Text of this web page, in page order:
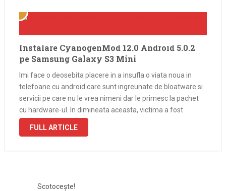
Instalare CyanogenMod 12.0 Android 5.0.2
pe Samsung Galaxy S3 Mini
Imi face o deosebita placere in a insufla o viata noua in
telefoane cu android care sunt ingreunate de bloatware si
servicii pe care nu le vrea nimeni dar le primesc la pachet
cu hardware-ul. In dimineata aceasta, victima a fost
telefonul sotiei, un Samsung Galaxy …
FULL ARTICLE
Scotocește!